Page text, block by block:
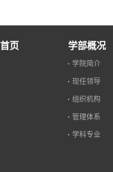
首页 学部概况
学院简介
现任领导
组织机构
管理体系
学科专业